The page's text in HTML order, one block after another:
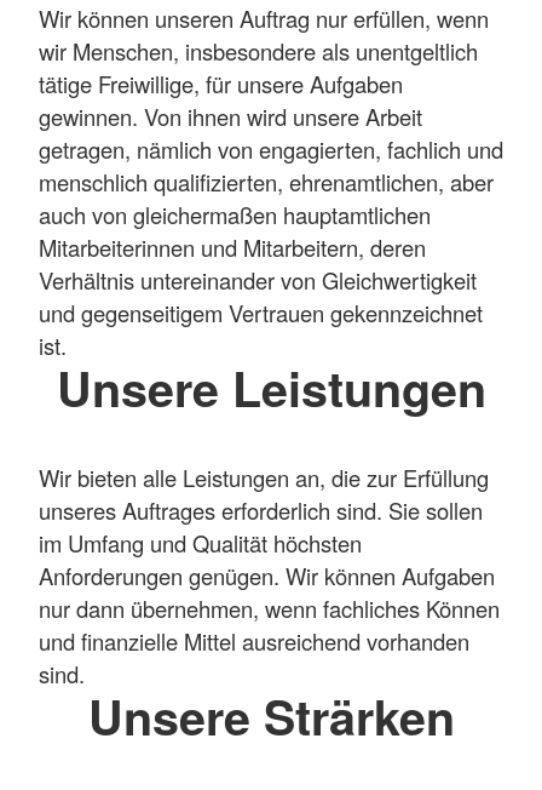
Wir können unseren Auftrag nur erfüllen, wenn
wir Menschen, insbesondere als unentgeltlich
tätige Freiwillige, für unsere Aufgaben
gewinnen. Von ihnen wird unsere Arbeit
getragen, nämlich von engagierten, fachlich und
menschlich qualifizierten, ehrenamtlichen, aber
auch von gleichermaßen hauptamtlichen
Mitarbeiterinnen und Mitarbeitern, deren
Verhältnis untereinander von Gleichwertigkeit
und gegenseitigem Vertrauen gekennzeichnet
ist.
Unsere Leistungen
Wir bieten alle Leistungen an, die zur Erfüllung
unseres Auftrages erforderlich sind. Sie sollen
im Umfang und Qualität höchsten
Anforderungen genügen. Wir können Aufgaben
nur dann übernehmen, wenn fachliches Können
und finanzielle Mittel ausreichend vorhanden
sind.
Unsere Strärken